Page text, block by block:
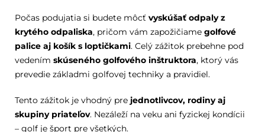
Počas podujatia si budete môcť vyskúšať odpaly z
krytého odpaliska, pričom vám zapožičiame golfové
palice aj košík s loptičkami. Celý zážitok prebehne pod
vedením skúseného golfového inštruktora, ktorý vás
prevedie základmi golfovej techniky a pravidiel.
Tento zážitok je vhodný pre jednotlivcov, rodiny aj
skupiny priateľov. Nezáleží na veku ani fyzickej kondícii
– golf je šport pre všetkých.